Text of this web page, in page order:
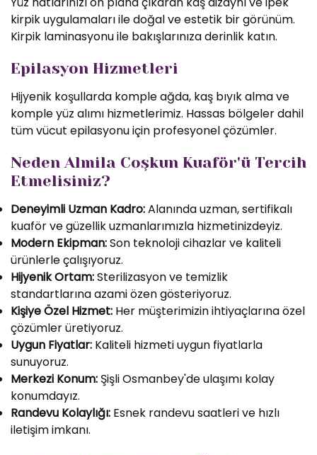
kirpik uygulamaları ile doğal ve estetik bir görünüm.
Kirpik laminasyonu ile bakışlarınıza derinlik katın.
Epilasyon Hizmetleri
Hijyenik koşullarda komple ağda, kaş bıyık alma ve
komple yüz alımı hizmetlerimiz. Hassas bölgeler dahil
tüm vücut epilasyonu için profesyonel çözümler.
Neden Almila Coşkun Kuaför'ü Tercih
Etmelisiniz?
Deneyimli Uzman Kadro:Alanında uzman, sertifikalı
kuaför ve güzellik uzmanlarımızla hizmetinizdeyiz.
Modern Ekipman:Son teknoloji cihazlar ve kaliteli
ürünlerle çalışıyoruz.
Hijyenik Ortam:Sterilizasyon ve temizlik
standartlarına azami özen gösteriyoruz.
Kişiye Özel Hizmet: Her müşterimizin ihtiyaçlarına özel
çözümler üretiyoruz.
Uygun Fiyatlar: Kaliteli hizmeti uygun fiyatlarla
sunuyoruz.
Merkezi Konum: Şişli Osmanbey'de ulaşımı kolay
konumdayız.
Randevu Kolaylığı: Esnek randevu saatleri ve hızlı
iletişim imkanı.